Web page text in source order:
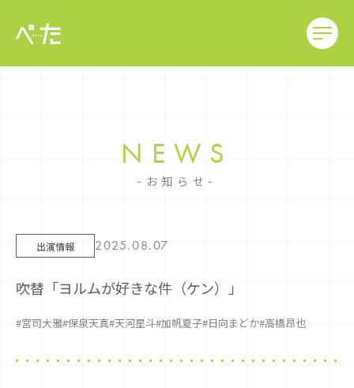
NEWS
お知らせ
出演情報 2025.08.07
吹替「ヨルムが好きな件（ケン）」
#宮司大雅#保泉天真#天河星斗#加帆夏子#日向まどか#高橋昂也